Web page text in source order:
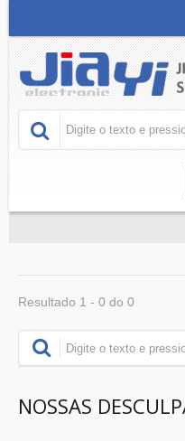
Resultado 1 - 0 do 0
NOSSAS